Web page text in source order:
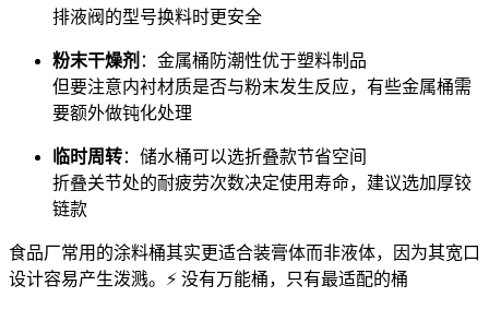
排液阀的型号换料时更安全
粉末干燥剂 ： 金属桶 防潮性优于塑料制品
但要注意内衬材质是否与粉末发生反应，有些金属桶需
要额外做钝化处理
临时周转： 储水桶可以选折叠款节省空间
折叠关节处的耐疲劳次数决定使用寿命，建议选加厚铰
链款
食品厂常用的涂料桶其实更适合装膏体而非液体，因为其宽口
设计容易产生泼溅。⚡ 没有万能桶，只有最适配的桶